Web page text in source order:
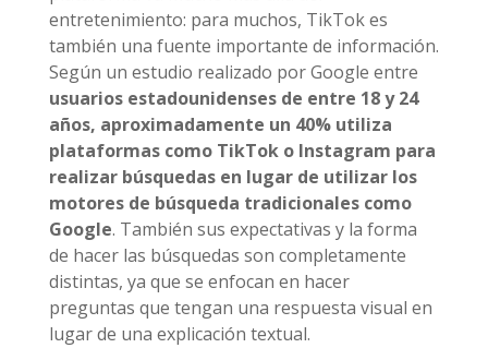
entretenimiento: para muchos, TikTok es
también una fuente importante de información.
Según un estudio realizado por Google entre
usuarios estadounidenses de entre 18 y 24
años, aproximadamente un 40% utiliza
plataformas como TikTok o Instagram para
realizar búsquedas en lugar de utilizar los
motores de búsqueda tradicionales como
Google. También sus expectativas y la forma
de hacer las búsquedas son completamente
distintas, ya que se enfocan en hacer
preguntas que tengan una respuesta visual en
lugar de una explicación textual.